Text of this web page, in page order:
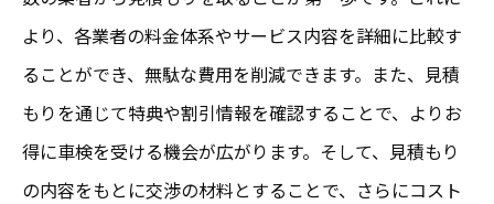
より、各業者の料金体系やサービス内容を詳細に比較す
ることができ、無駄な費用を削減できます。また、見積
もりを通じて特典や割引情報を確認することで、よりお
得に車検を受ける機会が広がります。そして、見積もり
の内容をもとに交渉の材料とすることで、さらにコスト